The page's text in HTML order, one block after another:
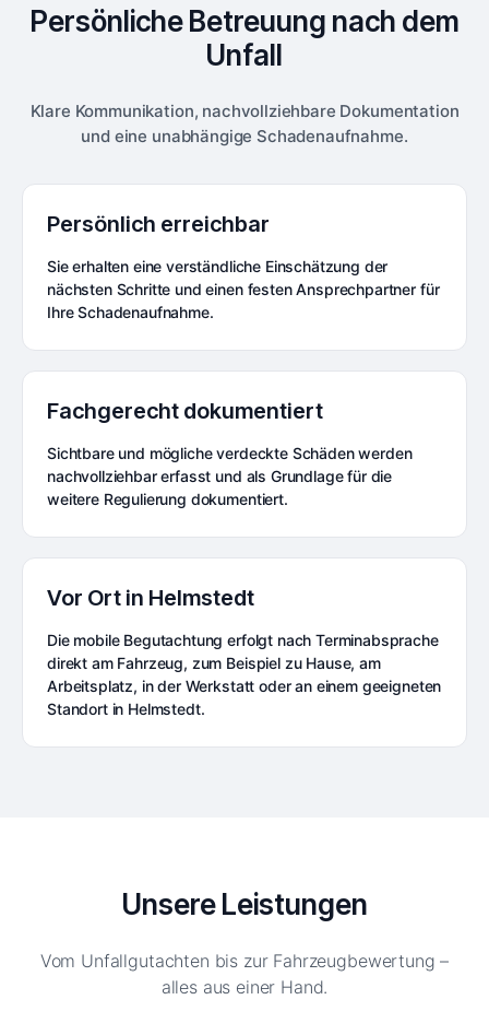
Persönliche Betreuung nach dem
Unfall
Klare Kommunikation, nachvollziehbare Dokumentation
und eine unabhängige Schadenaufnahme.
Persönlich erreichbar
Sie erhalten eine verständliche Einschätzung der
nächsten Schritte und einen festen Ansprechpartner für
Ihre Schadenaufnahme.
Fachgerecht dokumentiert
Sichtbare und mögliche verdeckte Schäden werden
nachvollziehbar erfasst und als Grundlage für die
weitere Regulierung dokumentiert.
Vor Ort in Helmstedt
Die mobile Begutachtung erfolgt nach Terminabsprache
direkt am Fahrzeug, zum Beispiel zu Hause, am
Arbeitsplatz, in der Werkstatt oder an einem geeigneten
Standort in Helmstedt.
Unsere Leistungen
Vom Unfallgutachten bis zur Fahrzeugbewertung –
alles aus einer Hand.